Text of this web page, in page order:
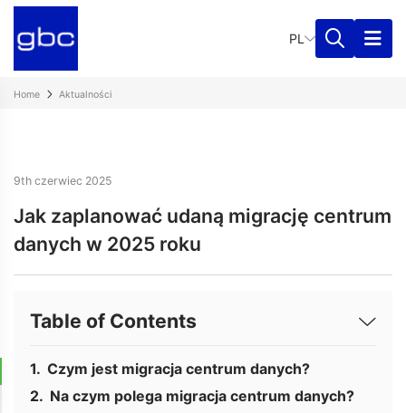
PL
Home Aktualności
9th czerwiec 2025
Jak zaplanować udaną migrację centrum
danych w 2025 roku
Table of Contents
Czym jest migracja centrum danych?
Na czym polega migracja centrum danych?